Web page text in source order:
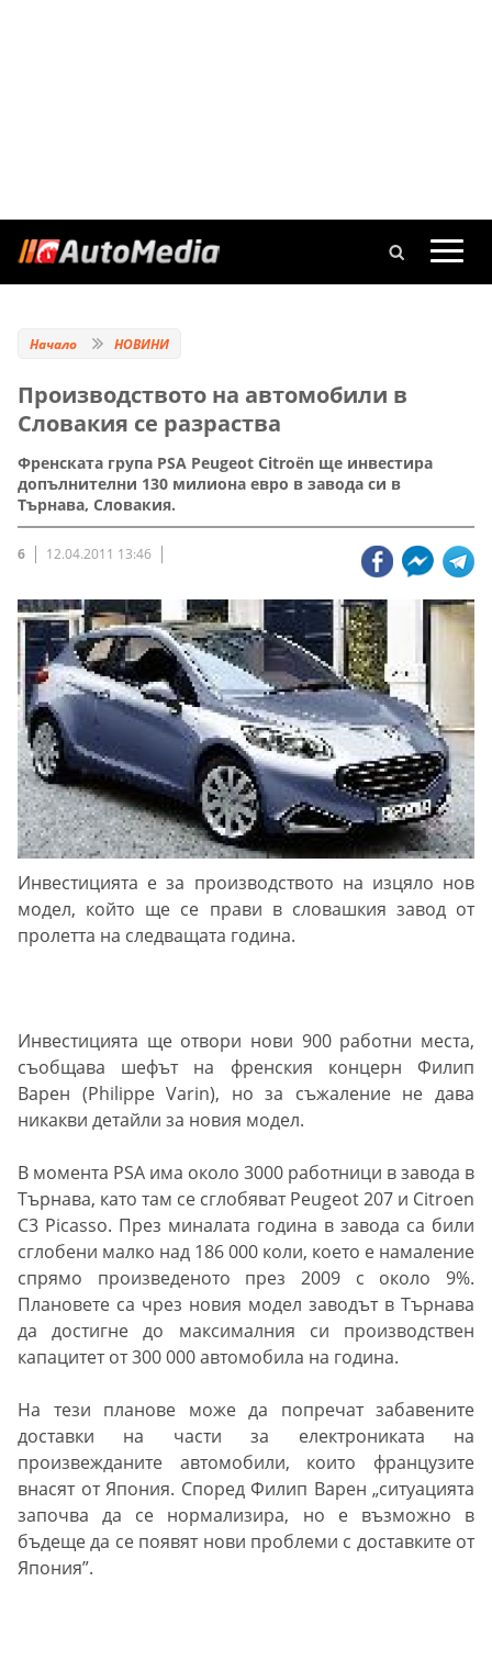
Начало НОВИНИ
Производството на автомобили в
Словакия се разраства
Френската група PSA Peugeot Citroën ще инвестира
допълнителни 130 милиона евро в завода си в
Търнава, Словакия.
6 12.04.2011 13:46
Инвестицията е за производството на изцяло нов
модел, който ще се прави в словашкия завод от
пролетта на следващата година.
Инвестицията ще отвори нови 900 работни места,
съобщава шефът на френския концерн Филип
Варен (Philippe Varin), но за съжаление не дава
никакви детайли за новия модел.
В момента PSA има около 3000 работници в завода в
Търнава, като там се сглобяват Peugeot 207 и Citroen
C3 Picasso. През миналата година в завода са били
сглобени малко над 186 000 коли, което е намаление
спрямо произведеното през 2009 с около 9%.
Плановете са чрез новия модел заводът в Търнава
да достигне до максималния си производствен
капацитет от 300 000 автомобила на година.
На тези планове може да попречат забавените
доставки на части за електрониката на
произвежданите автомобили, които французите
внасят от Япония. Според Филип Варен „ситуацията
започва да се нормализира, но е възможно в
бъдеще да се появят нови проблеми с доставките от
Япония”.